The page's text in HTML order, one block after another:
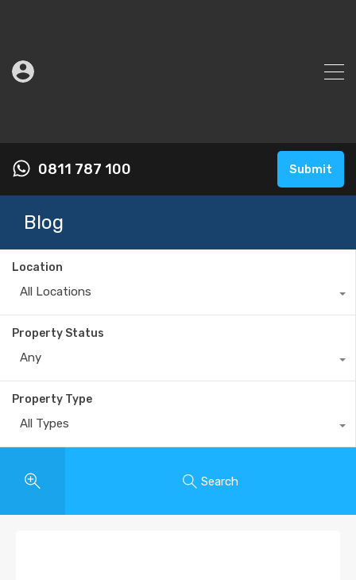
0811 787 100 Submit
Blog
Location
All Locations
Property Status
Any
Property Type
All Types
Search